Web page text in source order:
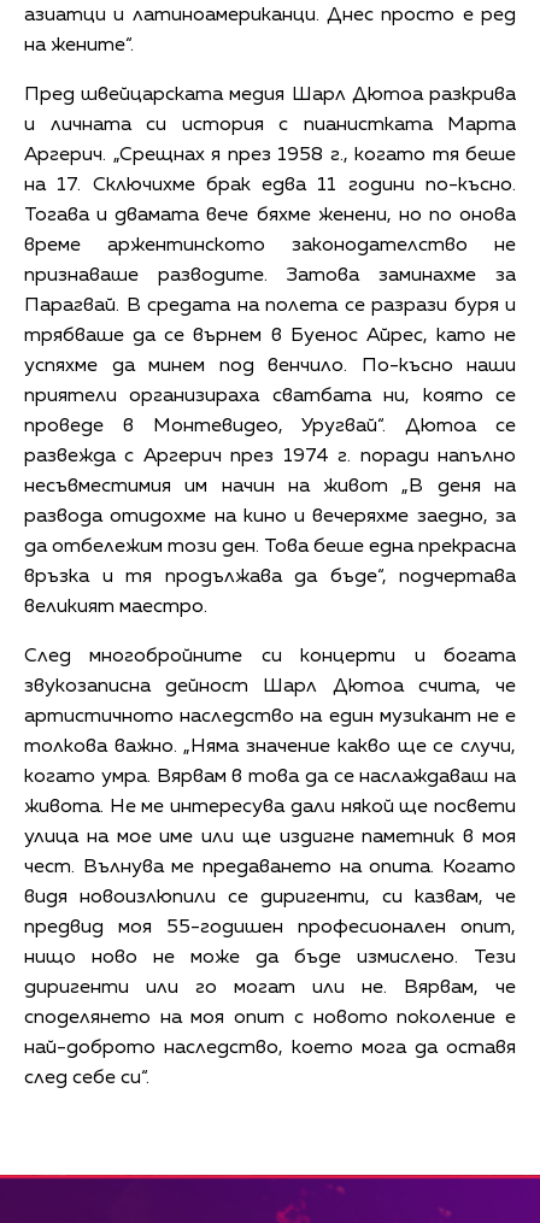
азиатци и латиноамериканци. Днес просто е ред
на жените“.
Пред швейцарската медия Шарл Дютоа разкрива
и личната си история с пианистката Марта
Аргерич. „Срещнах я през 1958 г., когато тя беше
на 17. Сключихме брак едва 11 години по-късно.
Тогава и двамата вече бяхме женени, но по онова
време аржентинското законодателство не
признаваше разводите. Затова заминахме за
Парагвай. В средата на полета се разрази буря и
трябваше да се върнем в Буенос Айрес, като не
успяхме да минем под венчило. По-късно наши
приятели организираха сватбата ни, която се
проведе в Монтевидео, Уругвай“. Дютоа се
развежда с Аргерич през 1974 г. поради напълно
несъвместимия им начин на живот „В деня на
развода отидохме на кино и вечеряхме заедно, за
да отбележим този ден. Това беше една прекрасна
връзка и тя продължава да бъде“, подчертава
великият маестро.
След многобройните си концерти и богата
звукозаписна дейност Шарл Дютоа счита, че
артистичното наследство на един музикант не е
толкова важно. „Няма значение какво ще се случи,
когато умра. Вярвам в това да се наслаждаваш на
живота. Не ме интересува дали някой ще посвети
улица на мое име или ще издигне паметник в моя
чест. Вълнува ме предаването на опита. Когато
видя новоизлюпили се диригенти, си казвам, че
предвид моя 55-годишен професионален опит,
нищо ново не може да бъде измислено. Тези
диригенти или го могат или не. Вярвам, че
споделянето на моя опит с новото поколение е
най-доброто наследство, което мога да оставя
след себе си“.